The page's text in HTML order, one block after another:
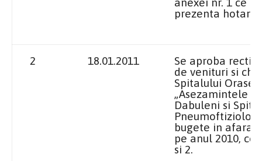
prezenta
2 18.01.2011
Se aproba
de venituri si
Spitalului
„Asezamintele
Dabuleni si
bugete in afara
pe anul 2010,
si 2.